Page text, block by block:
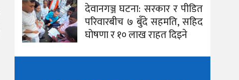
देवानगञ्ज घटना: सरकार र पीडित
परिवारबीच ७ बुँदे सहमति, सहिद
घोषणा र १० लाख राहत दिइने